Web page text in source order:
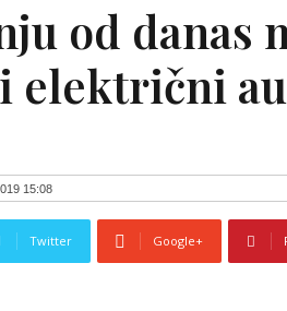
od danas
električni
15:08
Twitter Google+